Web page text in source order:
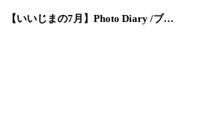
【いいじまの7月】Photo Diary /ブ…